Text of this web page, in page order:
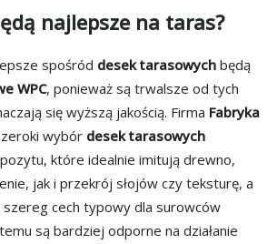
najlepsze na taras?
spośród desek tarasowych będą
WPC, ponieważ są trwalsze od tych
się wyższą jakością. Firma Fabryka
wybór desek tarasowych
które idealnie imitują drewno,
jak i przekrój słojów czy teksturę, a
cech typowy dla surowców
są bardziej odporne na działanie